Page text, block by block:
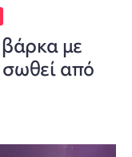
με
από